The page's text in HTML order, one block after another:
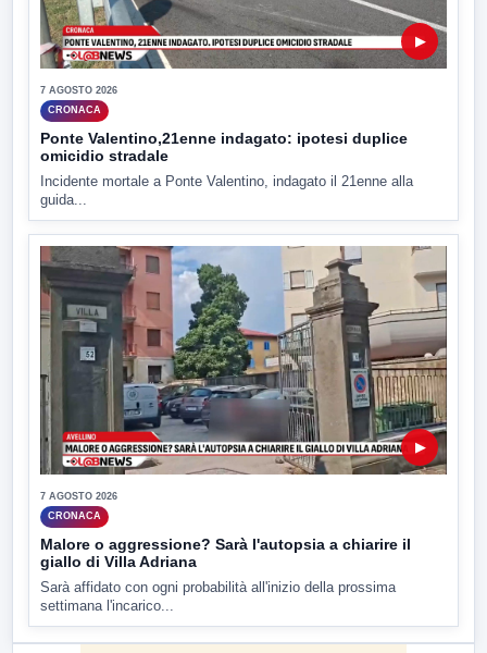
▶
7 AGOSTO 2026
CRONACA
Ponte Valentino,21enne indagato: ipotesi duplice
omicidio stradale
Incidente mortale a Ponte Valentino, indagato il 21enne alla
guida...
▶
7 AGOSTO 2026
CRONACA
Malore o aggressione? Sarà l'autopsia a chiarire il
giallo di Villa Adriana
Sarà affidato con ogni probabilità all'inizio della prossima
settimana l'incarico...